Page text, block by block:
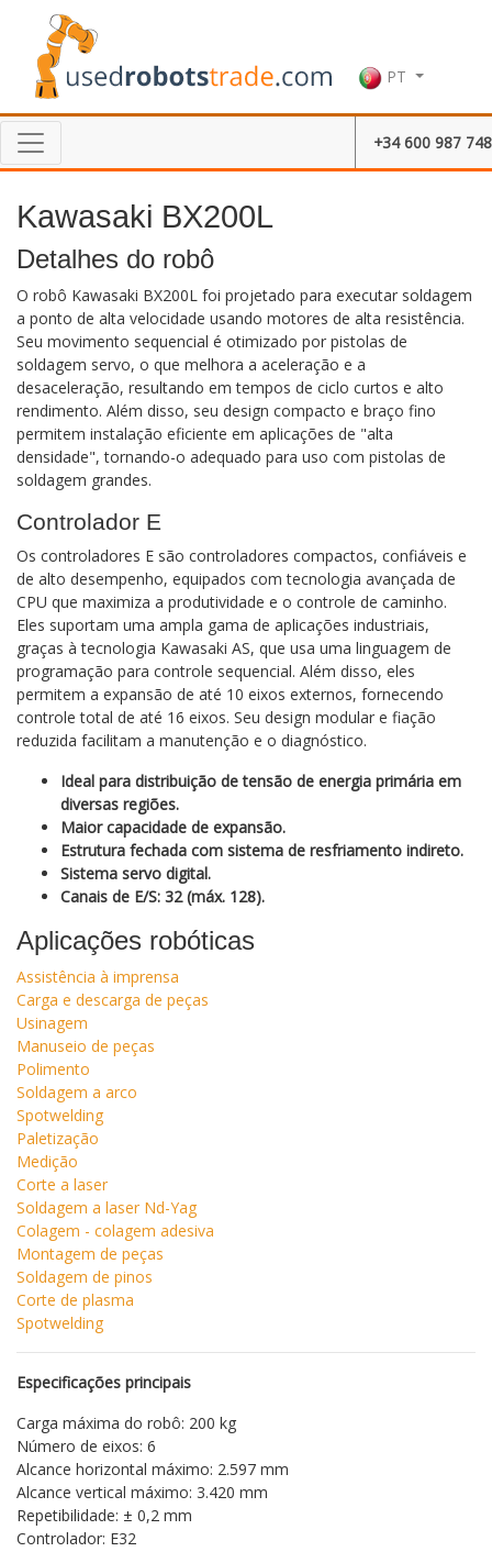
PT
+34 600 987 748
Kawasaki BX200L
Detalhes do robô
O robô Kawasaki BX200L foi projetado para executar soldagem
a ponto de alta velocidade usando motores de alta resistência.
Seu movimento sequencial é otimizado por pistolas de
soldagem servo, o que melhora a aceleração e a
desaceleração, resultando em tempos de ciclo curtos e alto
rendimento. Além disso, seu design compacto e braço fino
permitem instalação eficiente em aplicações de "alta
densidade", tornando-o adequado para uso com pistolas de
soldagem grandes.
Controlador E
Os controladores E são controladores compactos, confiáveis e
de alto desempenho, equipados com tecnologia avançada de
CPU que maximiza a produtividade e o controle de caminho.
Eles suportam uma ampla gama de aplicações industriais,
graças à tecnologia Kawasaki AS, que usa uma linguagem de
programação para controle sequencial. Além disso, eles
permitem a expansão de até 10 eixos externos, fornecendo
controle total de até 16 eixos. Seu design modular e fiação
reduzida facilitam a manutenção e o diagnóstico.
Ideal para distribuição de tensão de energia primária em
diversas regiões.
Maior capacidade de expansão.
Estrutura fechada com sistema de resfriamento indireto.
Sistema servo digital.
Canais de E/S: 32 (máx. 128).
Aplicações robóticas
Assistência à imprensa
Carga e descarga de peças
Usinagem
Manuseio de peças
Polimento
Soldagem a arco
Spotwelding
Paletização
Medição
Corte a laser
Soldagem a laser Nd-Yag
Colagem - colagem adesiva
Montagem de peças
Soldagem de pinos
Corte de plasma
Spotwelding
Especificações principais
Carga máxima do robô: 200 kg
Número de eixos: 6
Alcance horizontal máximo: 2.597 mm
Alcance vertical máximo: 3.420 mm
Repetibilidade: ± 0,2 mm
Controlador: E32